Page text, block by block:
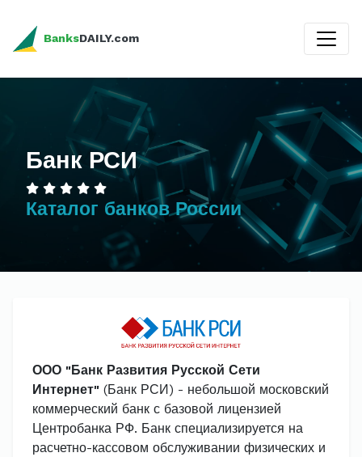
BanksDAILY.com
Банк РСИ
Каталог банков России
ООО "Банк Развития Русской Сети
Интернет" (Банк РСИ) - небольшой московский
коммерческий банк с базовой лицензией
Центробанка РФ. Банк специализируется на
расчетно-кассовом обслуживании физических и